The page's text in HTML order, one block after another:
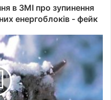
в ЗМІ про зупинення
енергоблоків - фейк